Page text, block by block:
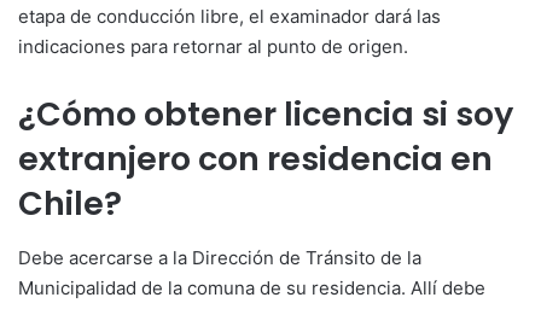
etapa de conducción libre, el examinador dará las
indicaciones para retornar al punto de origen.
¿Cómo obtener licencia si soy
extranjero con residencia en
Chile?
Debe acercarse a la Dirección de Tránsito de la
Municipalidad de la comuna de su residencia. Allí debe